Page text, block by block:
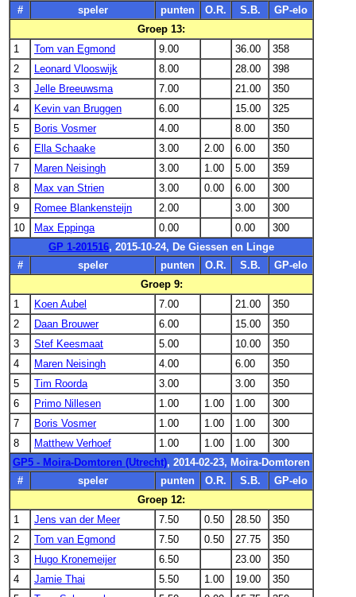
#
speler punten O.R. S.B.
GP-elo
Groep 13:
1
Tom van Egmond 9.00 36.00
358
2
Leonard Vlooswijk 8.00 28.00
398
3
Jelle Breeuwsma 7.00 21.00
350
4
Kevin van Bruggen 6.00 15.00
325
5
Boris Vosmer 4.00 8.00
350
6
Ella Schaake 3.00 2.00 6.00
350
7
Maren Neisingh 3.00 1.00 5.00
359
8
Max van Strien 3.00 0.00 6.00
300
9
Romee Blankensteijn 2.00 3.00
300
10
Max Eppinga 0.00 0.00
300
GP 1-201516, 2015-10-24, De Giessen en Linge
#
speler punten O.R. S.B.
GP-elo
Groep 9:
1
Koen Aubel 7.00 21.00
350
2
Daan Brouwer 6.00 15.00
350
3
Stef Keesmaat 5.00 10.00
350
4
Maren Neisingh 4.00 6.00
350
5
Tim Roorda 3.00 3.00
350
6
Primo Nillesen 1.00 1.00 1.00
300
7
Boris Vosmer 1.00 1.00 1.00
300
8
Matthew Verhoef 1.00 1.00 1.00
300
GP5 - Moira-Domtoren (Utrecht), 2014-02-23, Moira-Domtoren
#
speler punten O.R. S.B.
GP-elo
Groep 12:
1
Jens van der Meer 7.50 0.50 28.50
350
2
Tom van Egmond 7.50 0.50 27.75
350
3
Hugo Kronemeijer 6.50 23.00
350
4
Jamie Thai 5.50 1.00 19.00
350